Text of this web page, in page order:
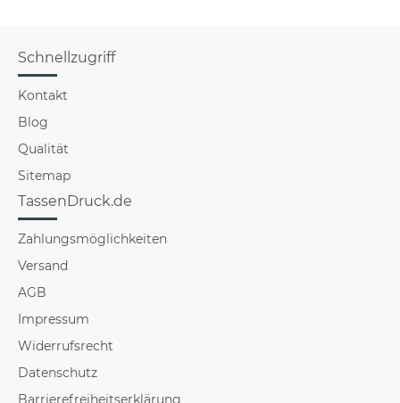
Schnellzugriff
Kontakt
Blog
Qualität
Sitemap
TassenDruck.de
Zahlungsmöglichkeiten
Versand
AGB
Impressum
Widerrufsrecht
Datenschutz
Barrierefreiheitserklärung